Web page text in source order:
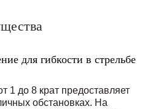
для гибкости в стрельбе
1 до 8 крат предоставляет
обстановках. На